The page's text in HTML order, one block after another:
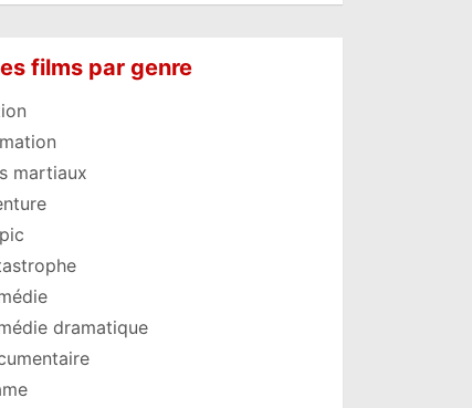
films par genre
martiaux
dramatique